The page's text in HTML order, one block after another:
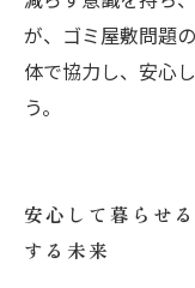
が、ゴミ屋敷問題
体で協力し、安心
う。
安心して暮らせ
する未来